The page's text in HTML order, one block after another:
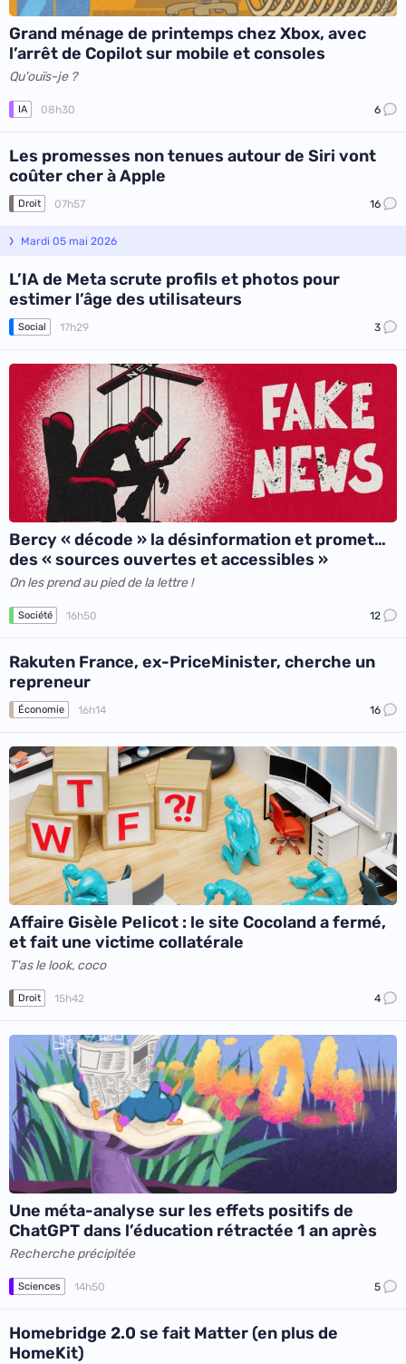
Grand ménage de printemps chez Xbox, avec
l’arrêt de Copilot sur mobile et consoles
Qu'ouïs-je ?
IA 08h30 6
Les promesses non tenues autour de Siri vont
coûter cher à Apple
Droit 07h57 16
Mardi 05 mai 2026
L’IA de Meta scrute profils et photos pour
estimer l’âge des utilisateurs
Social 17h29 3
Bercy « décode » la désinformation et promet…
des « sources ouvertes et accessibles »
On les prend au pied de la lettre !
Société 16h50 12
Rakuten France, ex-PriceMinister, cherche un
repreneur
Économie 16h14 16
Affaire Gisèle Pelicot : le site Cocoland a fermé,
et fait une victime collatérale
T'as le look, coco
Droit 15h42 4
Une méta-analyse sur les effets positifs de
ChatGPT dans l’éducation rétractée 1 an après
Recherche précipitée
Sciences 14h50 5
Homebridge 2.0 se fait Matter (en plus de
HomeKit)